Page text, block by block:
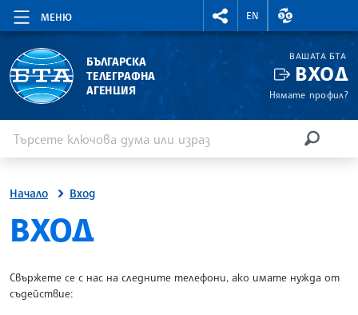
МЕНЮ
RIGHTMENU.SOCIAL
EN
ВАЛУТНИ
БЪЛГАРСКА
ТЕЛЕГРАФНА
АГЕНЦИЯ
ВАШАТА БТА
ВХОД
Нямате профил?
Начало Вход
SITE.BTA
ВХОД
Свържете се с нас на следните телефони, ако имате нужда от
съдействие: